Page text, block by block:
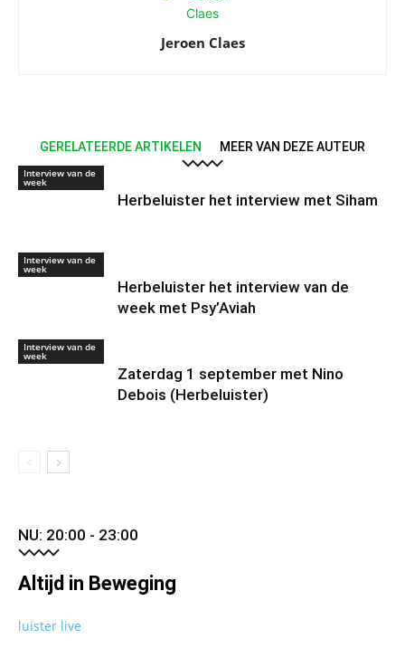
Jeroen Claes
GERELATEERDE ARTIKELEN MEER VAN DEZE AUTEUR
Interview van de
week
Herbeluister het interview met Siham
Interview van de
week
Herbeluister het interview van de
week met Psy’Aviah
Interview van de
week
Zaterdag 1 september met Nino
Debois (Herbeluister)
NU: 20:00 - 23:00
Altijd in Beweging
luister live